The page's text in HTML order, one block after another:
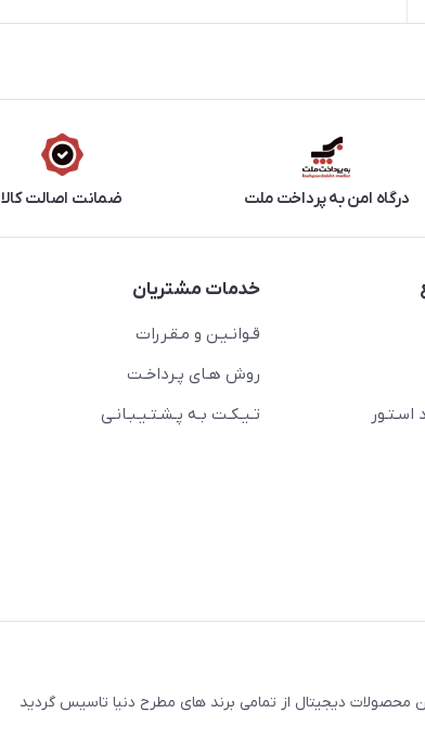
درگاه امن به پرداخت ملت ضمانت اصالت کالا
اسـتـور
خدمات مشتریان
قـوانـیـن و مـقـررات
روش هـای پـرداخـت
تـیـکـت بـه پـشـتـیـبـانـی
ارائه به روز ترین محصولات دیجیتال از تمامی برند های مطرح دنیا تاسیس گردید